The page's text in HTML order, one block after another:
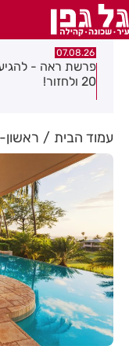
07.08.26
פצוע בהתהפכות
בכניסה לאזור
עמוד הבית ראשון-